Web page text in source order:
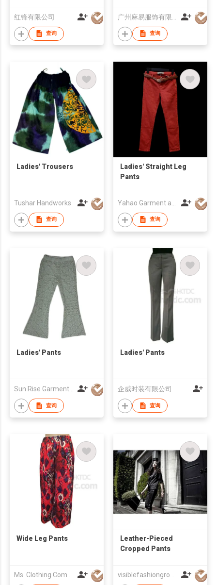
红锋有限公司
查询 查询
Ladies' Trousers
Tushar Handworks
查询
Ladies' Straight Leg
Pants
查询
Ladies' Pants
Sun Rise Garments Co., Ltd
查询
Ladies' Pants
企威时装有限公司
查询
Wide Leg Pants
Ms. Clothing Company
Leather-Pieced
Cropped Pants
visiblefashiongroup